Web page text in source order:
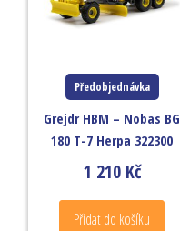
Předobjednávka
Grejdr HBM – Nobas BG
180 T-7 Herpa 322300
1 210 Kč
Přidat do košíku